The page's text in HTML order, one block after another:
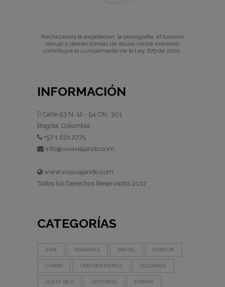
Rechazamos la explotacion, la pornografia, el turismo
sexual y demás formas de abuso contra menores;
contribuye al cumplimiento de la Ley 679 de 2001.
INFORMACIÓN
Calle 93 N. 12 - 54 Ofc. 301
Bogotá, Colombia
+57 1 621 2775
info@vivaviajando.com
www.vivaviajando.com
Todos los Derechos Reservados 2017
CATEGORÍAS
ASIA BAHAMAS BRASIL CANCUN
CARIBE CENTROAMÉRICA COLOMBIA
COSTA RICA DESTINOS ESPAÑA